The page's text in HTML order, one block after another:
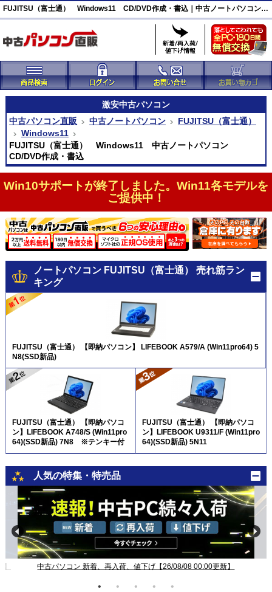
FUJITSU（富士通） Windows11 CD/DVD作成・書込｜中古ノートパソコン｜中古パソコン直販
激安中古パソコン
中古パソコン直販
中古ノートパソコン
FUJITSU（富士通）
Windows11
FUJITSU（富士通） Windows11 中古ノートパソコン
CD/DVD作成・書込
Win10サポートが終了しました。Win11各モデルを
ご提供中！
ノートパソコン FUJITSU（富士通） 売れ筋ラン
キング
FUJITSU（富士通） 【即納パソコン】 LIFEBOOK A579/A (Win11pro64) 5
N8(SSD新品)
FUJITSU（富士通） 【即納パソコ
ン】LIFEBOOK A748/S (Win11pro
64)(SSD新品) 7N8 ※テンキー付
FUJITSU（富士通） 【即納パソコ
ン】LIFEBOOK U9311/F (Win11pro
64)(SSD新品) 5N11
人気の特集・特売品
中古パソコン 新着、再入荷、値下げ【26/08/08 00:00更新】